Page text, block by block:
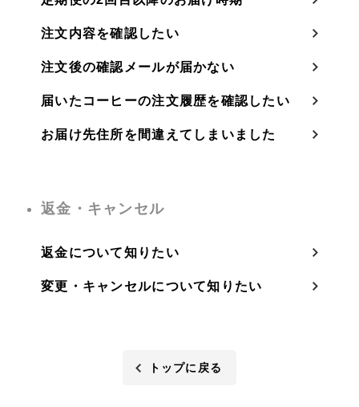
注文内容を確認したい
注文後の確認メールが届かない
届いたコーヒーの注文履歴を確認したい
お届け先住所を間違えてしまいました
返金・キャンセル
返金について知りたい
変更・キャンセルについて知りたい
トップに戻る